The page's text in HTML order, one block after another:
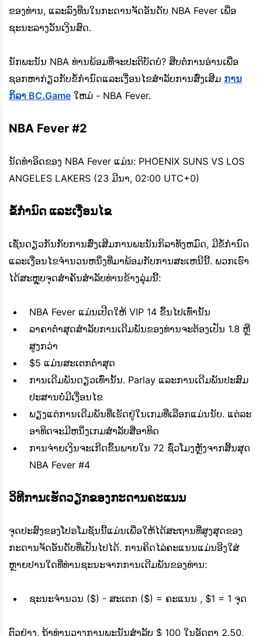
ຂອງທ່ານ, ແລະລົງທືນໃນກະດານຈັດອັນດັບ NBA Fever ເພື່ອ
ຊະນະລາງວັນເງິນສົດ.
ນັກພະນັນ NBA ທ່ານພ້ອມທີ່ຈະປະຕິບັດບໍ? ສືບຕໍ່ການອ່ານເພື່ອ
ຊອກຫາກ່ຽວກັບຂໍ້ກໍານົດແລະເງື່ອນໄຂສໍາລັບການສົ່ງເສີມ ການ
ກິລາ BC.Game ໃຫມ່ - NBA Fever.
NBA Fever #2
ນັດທຳອິດຂອງ NBA Fever ແມ່ນ: PHOENIX SUNS VS LOS
ANGELES LAKERS (23 ມີນາ, 02:00 UTC+0)
ຂໍ້ກຳນົດ ແລະເງື່ອນໄຂ
ເຊັ່ນດຽວກັນກັບການສົ່ງເສີມການພະນັນກິລາທັງຫມົດ, ມີຂໍ້ກໍານົດ
ແລະເງື່ອນໄຂຈໍານວນຫນຶ່ງທີ່ມາພ້ອມກັບການສະເຫນີນີ້. ພວກເຮົາ
ໄດ້ສະຫຼຸບຈຸດສໍາຄັນສໍາລັບທ່ານຂ້າງລຸ່ມນີ້:
NBA Fever ແມ່ນເປີດໃຫ້ VIP 14 ຂຶ້ນໄປເທົ່ານັ້ນ
ລາຄາຕໍ່າສຸດສໍາລັບການເດີມພັນຂອງທ່ານຈະຕ້ອງເປັນ 1.8 ຫຼື
ສູງກວ່າ
$5 ແມ່ນສະເຕກຕໍ່າສຸດ
ການເດີມພັນດຽວເທົ່ານັ້ນ. Parlay ແລະການເດີມພັນປະສົມ
ປະສານບໍ່ມີເງື່ອນໄຂ
ພຽງແຕ່ການເດີມພັນທີ່ເຮັດຢູ່ໃນເກມທີ່ເລືອກແມ່ນນັບ. ແຕ່ລະ
ອາທິດຈະມີຫນຶ່ງເກມສໍາລັບສີ່ອາທິດ
ການຈ່າຍເງິນຈະເກີດຂຶ້ນພາຍໃນ 72 ຊົ່ວໂມງຫຼັງຈາກສິ້ນສຸດ
NBA Fever #4
ວິທີການເຮັດວຽກຂອງກະດານຄະແນນ
ຈຸດປະສົງຂອງໂປຣໂມຊັນນີ້ແມ່ນເພື່ອໃຫ້ໄດ້ສະຖານທີ່ສູງສຸດຂອງ
ກະດານຈັດອັນດັບທີ່ເປັນໄປໄດ້. ການຄິດໄລ່ຄະແນນແມ່ນອີງໃສ່
ຫຼາຍປານໃດທີ່ທ່ານຊະນະຈາກການເດີມພັນຂອງທ່ານ:
ຊະນະຈໍານວນ ($) - ສະເຕກ ($) = ຄະແນນ , $1 = 1 ຈຸດ
ຕົວຢ່າງ, ຖ້າທ່ານວາງການພະນັນສໍາລັບ $ 100 ໃນອັດຕາ 2.50,